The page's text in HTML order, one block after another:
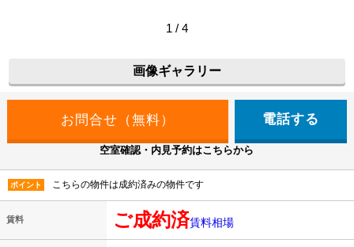
1 / 4
画像ギャラリー
電話する
空室確認・内見予約はこちらから
ポイント こちらの物件は成約済みの物件です
賃料 ご成約済賃料相場